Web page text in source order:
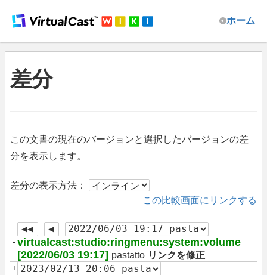
ホーム
差分
この文書の現在のバージョンと選択したバージョンの差
分を表示します。
差分の表示方法：
この比較画面にリンクする
-
-virtualcast:studio:ringmenu:system:volume
[2022/06/03 19:17] pastatto リンクを修正
+